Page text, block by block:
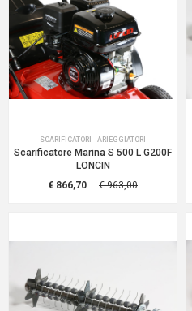
SCARIFICATORI - ARIEGGIATORI
Scarificatore Marina S 500 L G200F
LONCIN
€ 866,70
€ 963,00